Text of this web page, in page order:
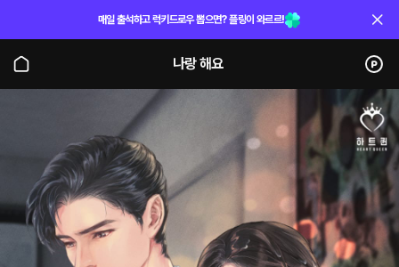
매일 출석하고 럭키드로우 뽑으면? 플링이 와르르!
나랑 해요